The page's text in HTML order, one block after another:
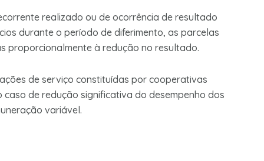
realizado ou de ocorrência de resultado
durante o período de diferimento, as parcelas
proporcionalmente à redução no resultado.
de serviço constituídas por cooperativas
de redução significativa do desempenho dos
variável.